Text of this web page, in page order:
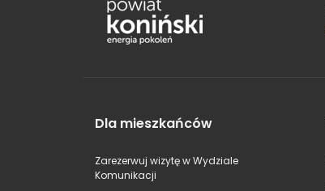
Dla mieszkańców
Zarezerwuj wizytę w Wydziale
Komunikacji